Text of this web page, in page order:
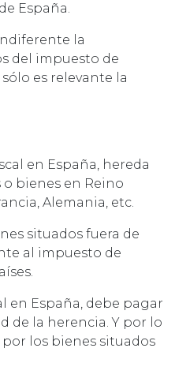
España.
la
del impuesto de
es relevante la
en España, hereda
bienes en Reino
Alemania, etc.
situados fuera de
al impuesto de
en España, debe pagar
de la herencia. Y por lo
los bienes situados